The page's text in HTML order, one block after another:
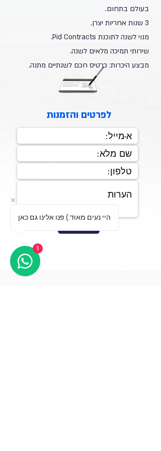
בעולם בתחום.
3 שנות אחריות יצרן.
מנוי לשנה לתוכנת Pid Contracts.
שירותי תמיכה מלאים לשנה.
מבצע היכרות: כרטיס חכם לשנתיים מתנה.
לפרטים והזמנות
היי נעים מאוד:) פנו אלינו גם כאן
1